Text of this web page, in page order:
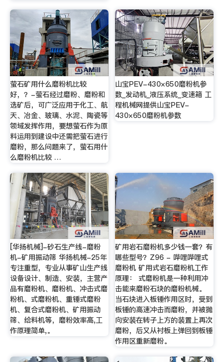
萤石矿用什么磨粉机比较
好，？-萤石经过磨粉、磨粉和
选矿后，可广泛应用于化工、航
天、冶金、玻璃、水泥、陶瓷等
领域发挥作用，要想萤石作为原
料运用到建设中还需把萤石进行
磨粉，那么问题来了，萤石用什
么磨粉机比较 …
山宝PEV-430×650磨粉机参
数_发动机_液压系统_变速箱 工
程机械网提供山宝PEV-
430×650磨粉机参数
[华扬机械]-砂石生产线-磨粉
机-矿用振动筛 华扬机械-25年
专注重型，专业从事矿山生产线
设备设计、制造、安装，主营产
品有磨粉机、磨粉机、冲击式磨
粉机、式磨粉机、重锤式磨粉
机、复合式磨粉机、矿用振动
筛、给料机等，磨粉效率高,工
作原理简单,。
矿用岩石磨粉机多少钱一套？有
哪些型号？Z96 - 哔哩哔哩式
磨粉机 矿用式岩石磨粉机工作
原理： 式磨粉机是一种利用冲
击能来磨粉石块的磨粉机械。
当石块进入板锤作用区时，受到
板锤的高速冲击而磨粉，并被抛
向安装在转子上方的装置上再次
磨粉，后又从衬板上弹回到板锤
作用区重新磨粉。